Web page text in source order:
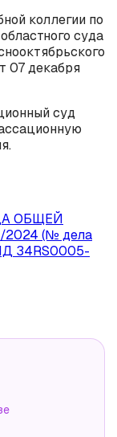
коллегии по
суда
07 декабря
суд
ОБЩЕЙ
(№ дела
34RS0005-